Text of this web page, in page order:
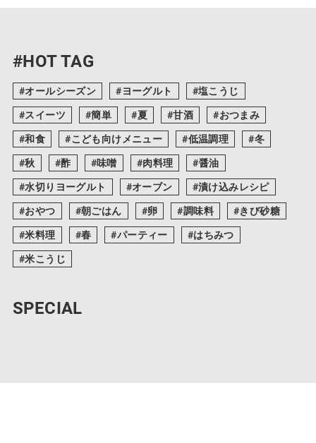
#HOT TAG
オールシーズン ヨーグルト
塩こうじ
スイーツ
簡単 夏 甘酒
おつまみ
和食
こども向けメニュー 低温調理
冬
秋
酢 味噌 肉料理
醤油
水切りヨーグルト
オーブン
漬け込みレシピ
おやつ
朝ごはん 卵 調味料
きび砂糖
米料理
春 パーティー
はちみつ
米こうじ
SPECIAL